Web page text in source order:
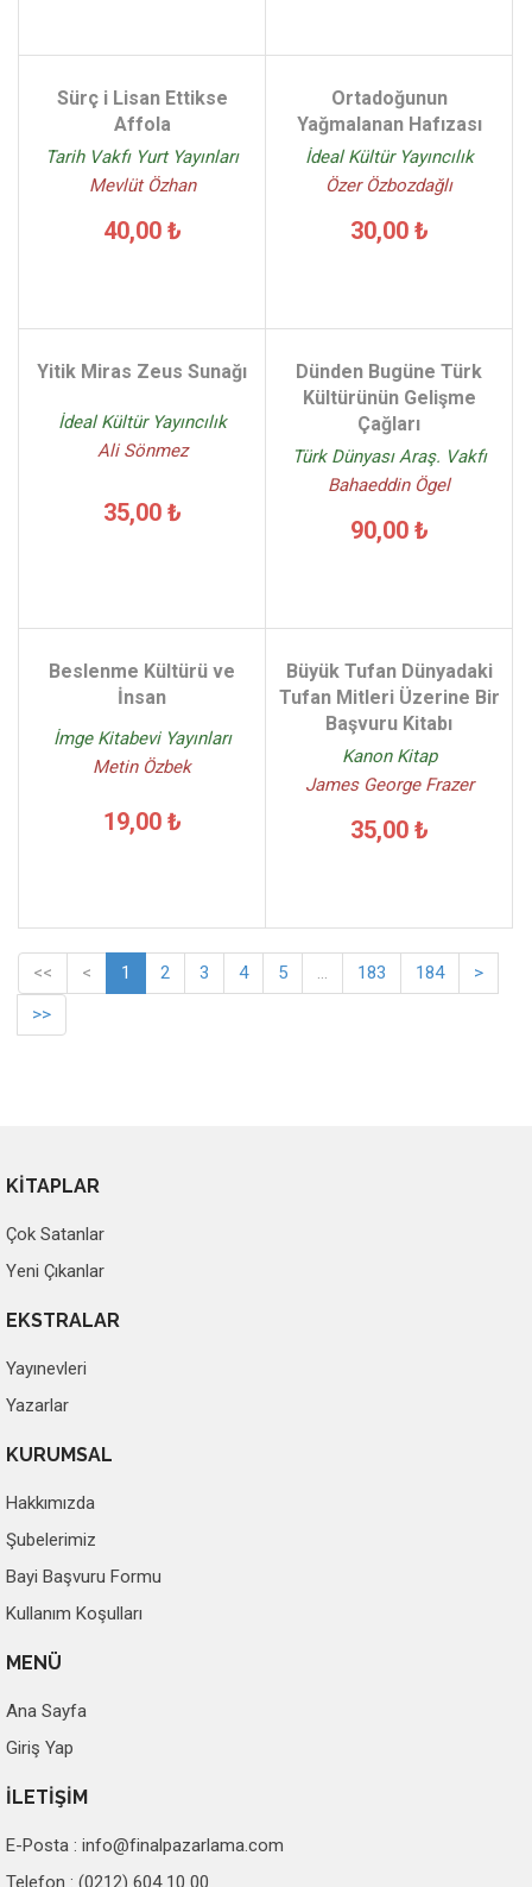
Sürç i Lisan Ettikse
Affola
Tarih Vakfı Yurt Yayınları
Mevlüt Özhan
40,00 ₺
Ortadoğunun
Yağmalanan Hafızası
İdeal Kültür Yayıncılık
Özer Özbozdağlı
30,00 ₺
Yitik Miras Zeus Sunağı
İdeal Kültür Yayıncılık
Ali Sönmez
35,00 ₺
Dünden Bugüne Türk
Kültürünün Gelişme
Çağları
Türk Dünyası Araş. Vakfı
Bahaeddin Ögel
90,00 ₺
Beslenme Kültürü ve
İnsan
İmge Kitabevi Yayınları
Metin Özbek
19,00 ₺
Büyük Tufan Dünyadaki
Tufan Mitleri Üzerine Bir
Başvuru Kitabı
Kanon Kitap
James George Frazer
35,00 ₺
<< < 1 2 3 4 5 ... 183 184
>
>>
KİTAPLAR
Çok Satanlar
Yeni Çıkanlar
EKSTRALAR
Yayınevleri
Yazarlar
KURUMSAL
Hakkımızda
Şubelerimiz
Bayi Başvuru Formu
Kullanım Koşulları
MENÜ
Ana Sayfa
Giriş Yap
İLETİŞİM
E-Posta : info@finalpazarlama.com
Telefon : (0212) 604 10 00